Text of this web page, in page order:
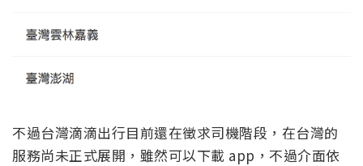
不過台灣滴滴出行目前還在徵求司機階段，在台灣的
服務尚未正式展開，雖然可以下載 app，不過介面依